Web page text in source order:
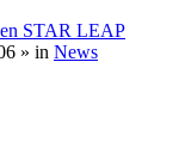
STAR LEAP
» in News